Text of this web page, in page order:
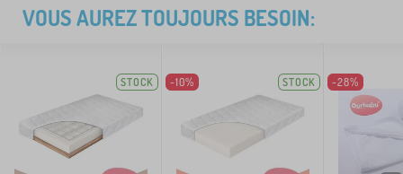
VOUS AUREZ TOUJOURS BESOIN:
STOCK -10% STOCK -28%